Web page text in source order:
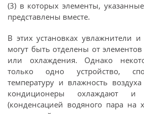
(3) в которых элементы,
представлены вместе.
В этих установках увлажнители
могут быть отделены от
или охлаждения. Однако
только одно устройство,
температуру и влажность
кондиционеры охлаждают и
(конденсацией водяного пара на